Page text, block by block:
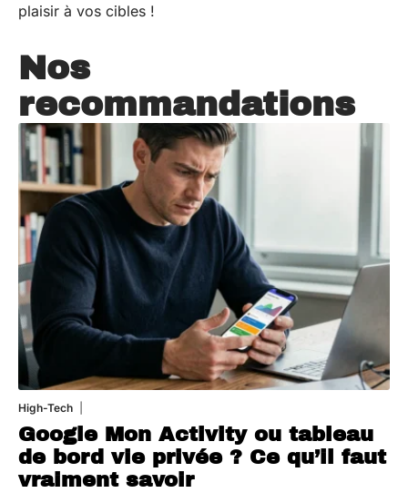
plaisir à vos cibles !
Nos
recommandations
High-Tech
Google Mon Activity ou tableau
de bord vie privée ? Ce qu’il faut
vraiment savoir